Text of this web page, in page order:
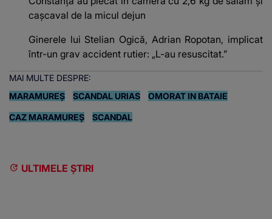
cașcaval de la micul dejun
Ginerele lui Stelian Ogică, Adrian Ropotan, implicat
într-un grav accident rutier: „L-au resuscitat.”
MAI MULTE DESPRE:
MARAMUREŞ
SCANDAL URIAS OMORAT IN BATAIE
CAZ MARAMUREȘ SCANDAL
ULTIMELE ȘTIRI